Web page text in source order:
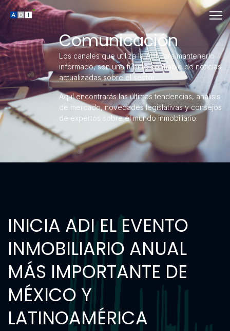
Comunicación
Los canales que utiliza la ADI para mantenerlo
informado, son una fuente confiable de noticias
actualizadas sobre el sector.
Aquí encontrarás las últimas tendencias, análisis
de mercado, novedades legislativas y consejos
de expertos sobre el mundo inmobiliario.
INICIA ADI EL EVENTO
INMOBILIARIO ANUAL
MÁS IMPORTANTE DE
MÉXICO Y
LATINOAMÉRICA